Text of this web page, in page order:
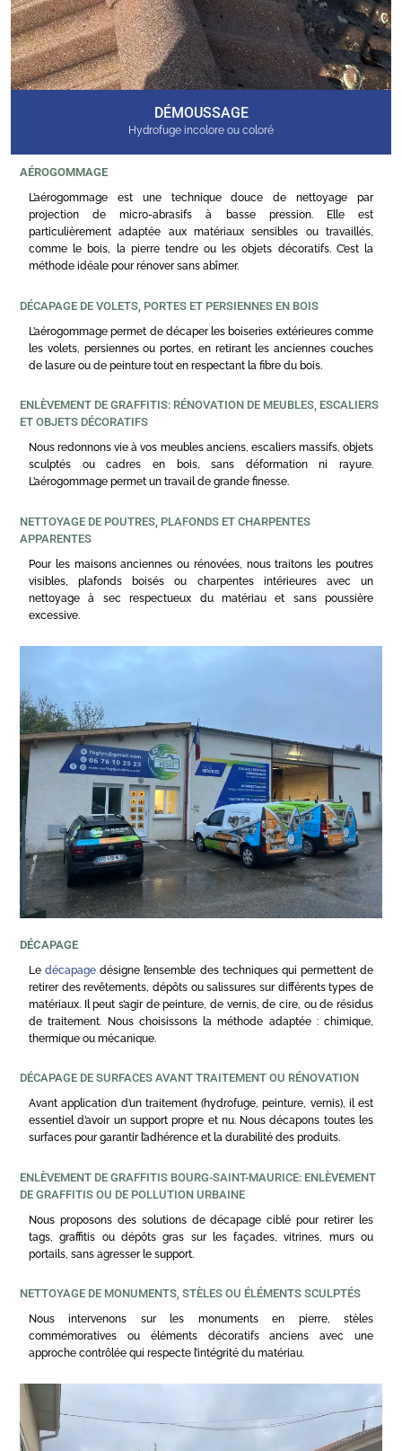
DÉMOUSSAGE
Hydrofuge incolore ou coloré
AÉROGOMMAGE
L’aérogommage est une technique douce de nettoyage par
projection de micro-abrasifs à basse pression. Elle est
particulièrement adaptée aux matériaux sensibles ou travaillés,
comme le bois, la pierre tendre ou les objets décoratifs. C’est la
méthode idéale pour rénover sans abîmer.
DÉCAPAGE DE VOLETS, PORTES ET PERSIENNES EN BOIS
L’aérogommage permet de décaper les boiseries extérieures comme
les volets, persiennes ou portes, en retirant les anciennes couches
de lasure ou de peinture tout en respectant la fibre du bois.
ENLÈVEMENT DE GRAFFITIS: RÉNOVATION DE MEUBLES, ESCALIERS
ET OBJETS DÉCORATIFS
Nous redonnons vie à vos meubles anciens, escaliers massifs, objets
sculptés ou cadres en bois, sans déformation ni rayure.
L’aérogommage permet un travail de grande finesse.
NETTOYAGE DE POUTRES, PLAFONDS ET CHARPENTES
APPARENTES
Pour les maisons anciennes ou rénovées, nous traitons les poutres
visibles, plafonds boisés ou charpentes intérieures avec un
nettoyage à sec respectueux du matériau et sans poussière
excessive.
DÉCAPAGE
Ledécapage désigne l’ensemble des techniques qui permettent de
retirer des revêtements, dépôts ou salissures sur différents types de
matériaux. Il peut s’agir de peinture, de vernis, de cire, ou de résidus
de traitement. Nous choisissons la méthode adaptée : chimique,
thermique ou mécanique.
DÉCAPAGE DE SURFACES AVANT TRAITEMENT OU RÉNOVATION
Avant application d’un traitement (hydrofuge, peinture, vernis), il est
essentiel d’avoir un support propre et nu. Nous décapons toutes les
surfaces pour garantir l’adhérence et la durabilité des produits.
ENLÈVEMENT DE GRAFFITIS BOURG-SAINT-MAURICE: ENLÈVEMENT
DE GRAFFITIS OU DE POLLUTION URBAINE
Nous proposons des solutions de décapage ciblé pour retirer les
tags, graffitis ou dépôts gras sur les façades, vitrines, murs ou
portails, sans agresser le support.
NETTOYAGE DE MONUMENTS, STÈLES OU ÉLÉMENTS SCULPTÉS
Nous intervenons sur les monuments en pierre, stèles
commémoratives ou éléments décoratifs anciens avec une
approche contrôlée qui respecte l’intégrité du matériau.